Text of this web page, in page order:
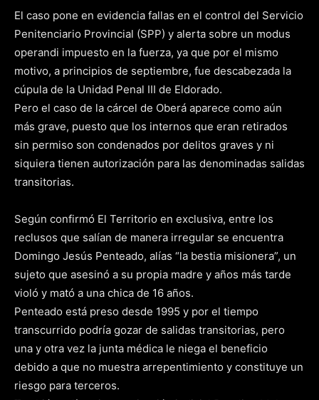
El caso pone en evidencia fallas en el control del Servicio
Penitenciario Provincial (SPP) y alerta sobre un modus
operandi impuesto en la fuerza, ya que por el mismo
motivo, a principios de septiembre, fue descabezada la
cúpula de la Unidad Penal III de Eldorado.
Pero el caso de la cárcel de Oberá aparece como aún
más grave, puesto que los internos que eran retirados
sin permiso son condenados por delitos graves y ni
siquiera tienen autorización para las denominadas salidas
transitorias.
Según confirmó El Territorio en exclusiva, entre los
reclusos que salían de manera irregular se encuentra
Domingo Jesús Penteado, alías “la bestia misionera”, un
sujeto que asesinó a su propia madre y años más tarde
violó y mató a una chica de 16 años.
Penteado está preso desde 1995 y por el tiempo
transcurrido podría gozar de salidas transitorias, pero
una y otra vez la junta médica le niega el beneficio
debido a que no muestra arrepentimiento y constituye un
riesgo para terceros.